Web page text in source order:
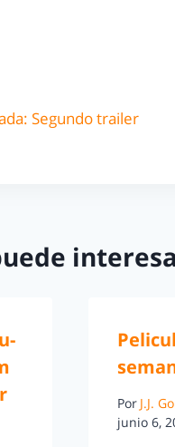
Segundo trailer
Por J.J.
junio 6,